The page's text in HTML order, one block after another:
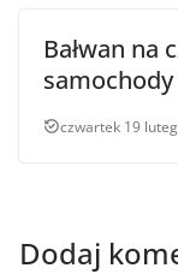
Bałwan na
czwartek 19
Dodaj